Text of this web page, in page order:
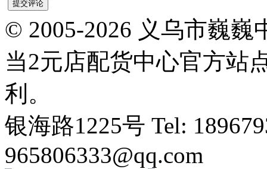
© 2005-2026 义乌市巍
当2元店配货中心官方站
利。
银海路1225号 Tel:
965806333@qq.com